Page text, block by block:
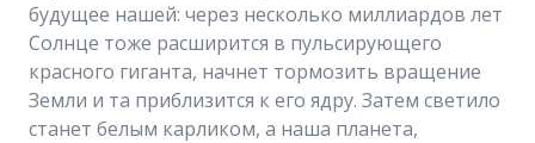
будущее нашей: через несколько миллиардов лет
Солнце тоже расширится в пульсирующего
красного гиганта, начнет тормозить вращение
Земли и та приблизится к его ядру. Затем светило
станет белым карликом, а наша планета,